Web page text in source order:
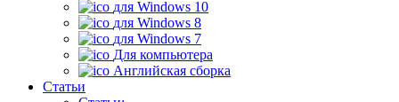
для Windows 10
для Windows 8
для Windows 7
Для компьютера
Английская сборка
Статьи